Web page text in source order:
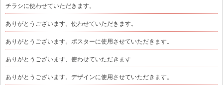
チラシに使わせていただきます。
ありがとうございます。使わせていただきます。
ありがとうございます。ポスターに使用させていただきます。
ありがとうございます、使わせていただきます
ありがとうございます。デザインに使用させていただきます。